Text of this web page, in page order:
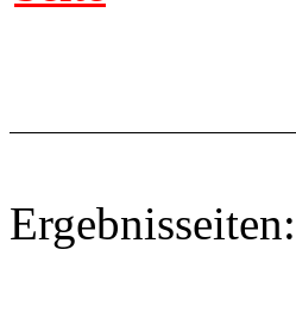
Ergebnisseiten: